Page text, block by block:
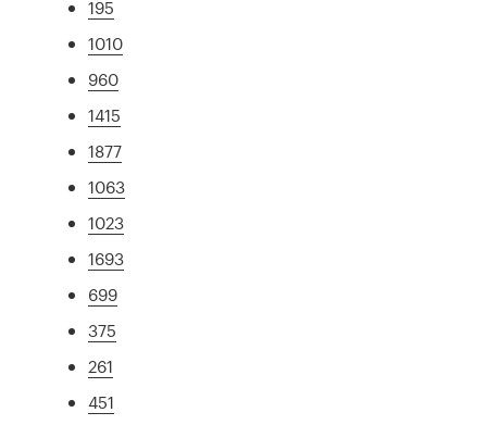
195
1010
960
1415
1877
1063
1023
1693
699
375
261
451